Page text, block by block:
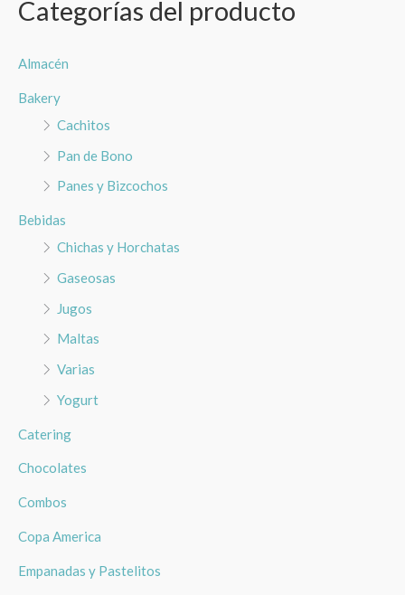
c
r
p
Categorías del producto
Almacén
Bakery
Cachitos
Pan de Bono
Panes y Bizcochos
Bebidas
Chichas y Horchatas
Gaseosas
Jugos
Maltas
Varias
Yogurt
Catering
Chocolates
Combos
Copa America
Empanadas y Pastelitos